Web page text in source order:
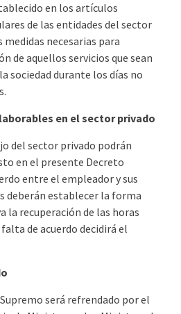
en los artículos
de las entidades del sector
necesarias para
de aquellos servicios que sean
sociedad durante los días no
en el sector privado
del sector privado podrán
en el presente Decreto
entre el empleador y sus
deberán establecer la forma
la recuperación de las horas
de acuerdo decidirá el
será refrendado por el